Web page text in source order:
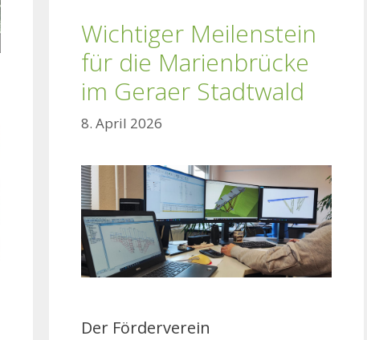
Wichtiger Meilenstein
für die Marienbrücke
im Geraer Stadtwald
8. April 2026
Der Förderverein